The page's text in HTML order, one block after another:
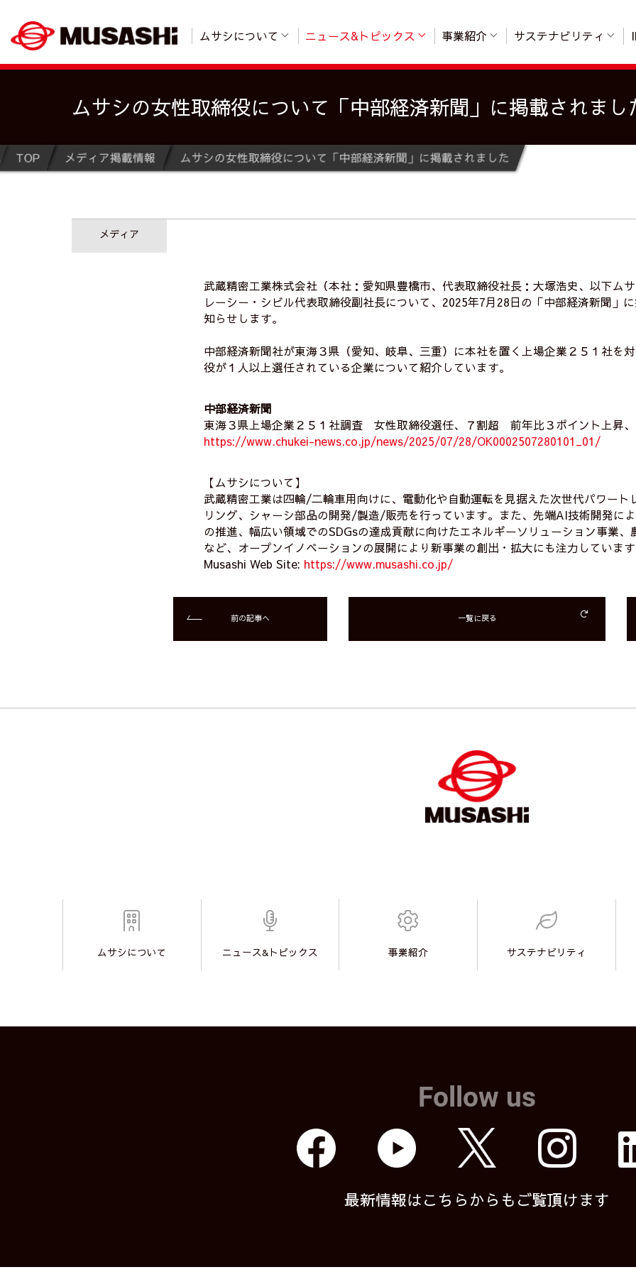
ムサシについて ニュース&トピックス 事業紹介 サステナビリティ
ムサシの女性取締役について「中部経済新聞」に掲載されまし
TOP メディア掲載情報 ムサシの女性取締役について「中部経済新聞」に掲載されました
メディア
武蔵精密工業株式会社（本社：愛知県豊橋市、代表取締役社長：大塚浩史、以下ム
レーシー・シビル代表取締役副社長について、2025年7月28日の「中部経済新聞」
知らせします。
中部経済新聞社が東海３県（愛知、岐阜、三重）に本社を置く上場企業２５１社を
役が１人以上選任されている企業について紹介しています。
中部経済新聞
東海３県上場企業２５１社調査 女性取締役選任、７割超 前年比３ポイント上昇
https://www.chukei-news.co.jp/news/2025/07/28/OK0002507280101_01/
【ムサシについて】
武蔵精密工業は四輪/二輪車用向けに、電動化や自動運転を見据えた次世代パワート
リング、シャーシ部品の開発/製造/販売を行っています。また、先端AI技術開発に
の推進、幅広い領域でのSDGsの達成貢献に向けたエネルギーソリューション事業、
など、オープンイノベーションの展開により新事業の創出・拡大にも注力しています
Musashi Web Site: https://www.musashi.co.jp/
前の記事へ 一覧に戻る
ムサシについて ニュース&トピックス 事業紹介 サステナビリティ
Follow us
最新情報はこちらからもご覧頂けます